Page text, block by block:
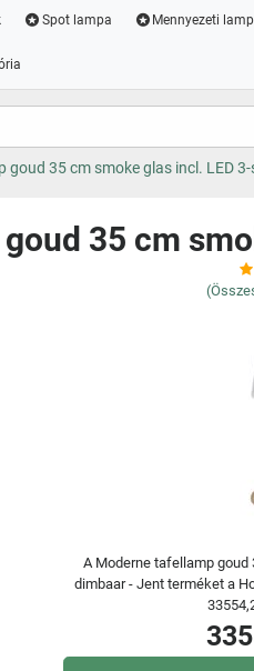
Spot lampa Mennyezeti
goud 35 cm smoke glas incl. LED
35 cm
A Moderne tafellamp
dimbaar - Jent terméket a